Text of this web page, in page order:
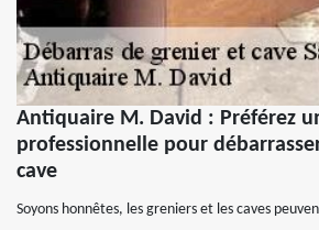
Antiquaire M. David : Préférez
professionnelle pour
cave
Soyons honnêtes, les greniers et les caves